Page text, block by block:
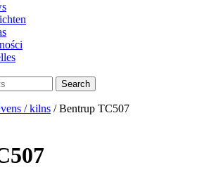
/ kilns /Bentrup TC507